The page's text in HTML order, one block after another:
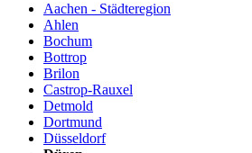
Aachen - Städteregion
Ahlen
Bochum
Bottrop
Brilon
Castrop-Rauxel
Detmold
Dortmund
Düsseldorf